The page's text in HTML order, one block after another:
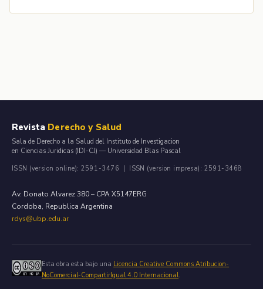
Revista Derecho y Salud
Sala de Derecho a la Salud del Instituto de Investigacion
en Ciencias Juridicas (IDI-CJ) — Universidad Blas Pascal
ISSN (version online): 2591-3476 | ISSN (version impresa): 2591-3468
Av. Donato Alvarez 380 – CPA X5147ERG
Cordoba, Republica Argentina
rdys@ubp.edu.ar
Esta obra esta bajo una Licencia Creative Commons Atribucion-
NoComercial-CompartirIgual 4.0 Internacional.